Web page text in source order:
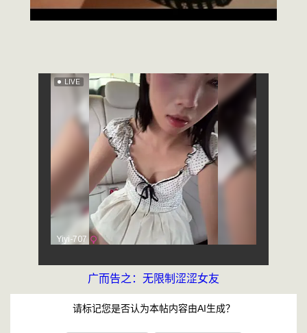
广而告之：无限制涩涩女友
请标记您是否认为本帖内容由AI生成？